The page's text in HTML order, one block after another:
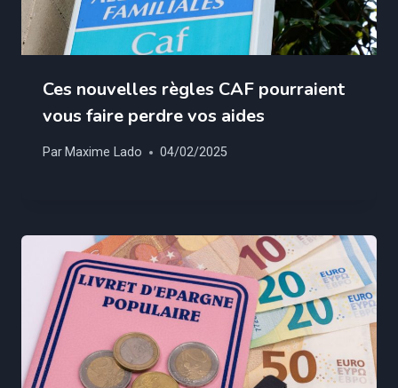
Ces nouvelles règles CAF pourraient
vous faire perdre vos aides
Par Maxime Lado 04/02/2025